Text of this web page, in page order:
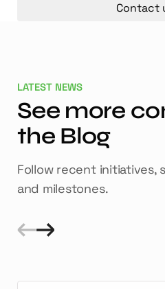
Contact
LATEST NEWS
See more
the Blog
Follow recent initiatives,
and milestones.